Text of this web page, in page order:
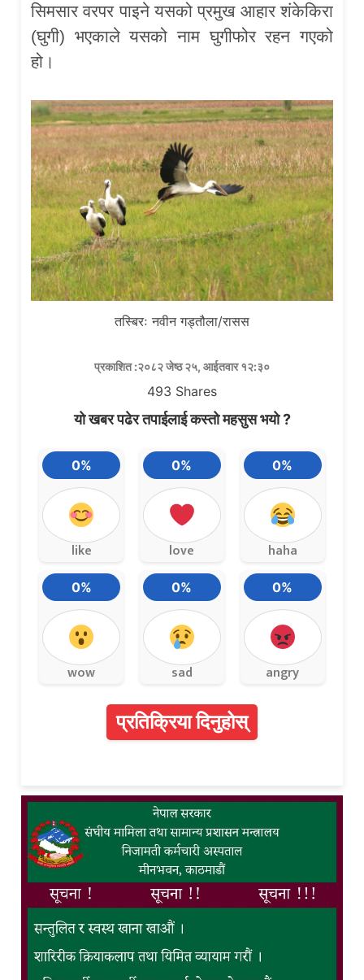
सिमसार वरपर पाइने यसको प्रमुख आहार शंकेकिरा
(घुगी) भएकाले यसको नाम घुगीफोर रहन गएको
हो।
तस्बिरः नवीन गड्तौला/रासस
प्रकाशित :२०८२ जेष्ठ २५, आईतवार १२:३०
493 Shares
यो खबर पढेर तपाईलाई कस्तो महसुस भयो ?
0%
like
0%
love
0%
haha
0%
wow
0%
sad
0%
angry
प्रतिक्रिया दिनुहोस्